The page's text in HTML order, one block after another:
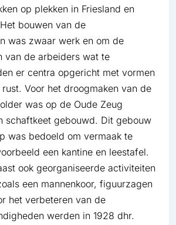
op plekken in Friesland en
bouwen van de
was zwaar werk en om de
van de arbeiders wat te
er centra opgericht met vormen
Voor het droogmaken van de
was op de Oude Zeug
schaftkeet gebouwd. Dit gebouw
was bedoeld om vermaak te
een kantine en leestafel.
ook georganiseerde activiteiten
een mannenkoor, figuurzagen
het verbeteren van de
werden in 1928 dhr.